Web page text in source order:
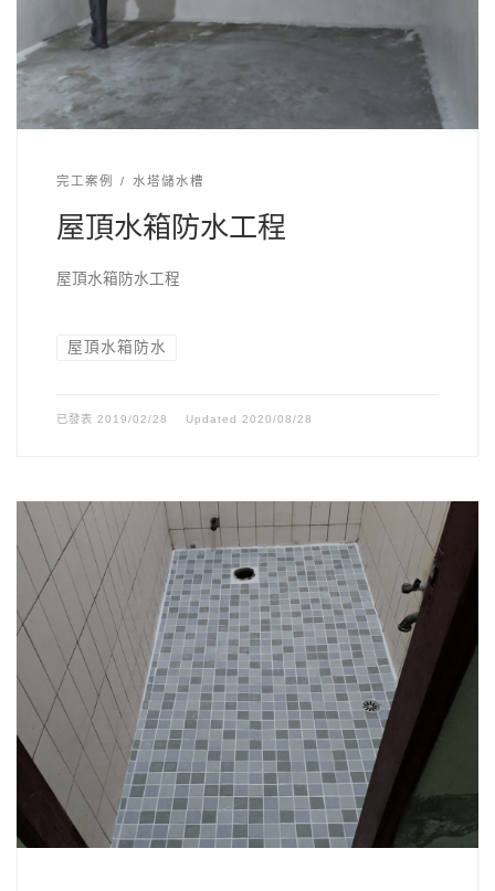
完工案例 水塔儲水槽
屋頂水箱防水工程
屋頂水箱防水工程
屋頂水箱防水
已發表 2019/02/28 Updated 2020/08/28